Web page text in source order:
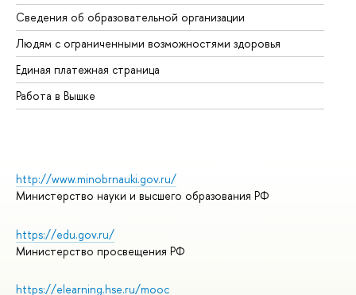
Сведения об образовательной организации
Людям с ограниченными возможностями здоровья
Единая платежная страница
Работа в Вышке
http://www.minobrnauki.gov.ru/
Министерство науки и высшего образования РФ
https://edu.gov.ru/
Министерство просвещения РФ
https://elearning.hse.ru/mooc